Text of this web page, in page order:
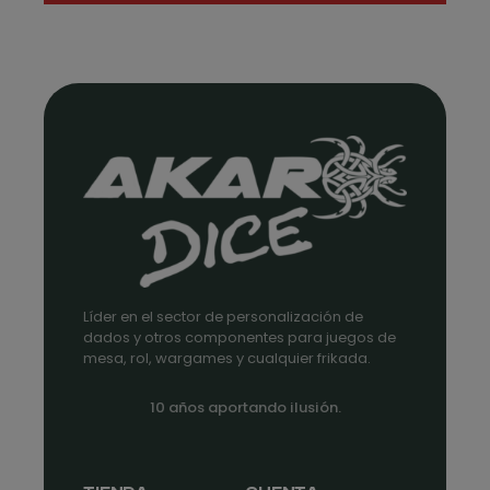
precios:
hasta
Líder en el sector de personalización de
dados y otros componentes para juegos de
mesa, rol, wargames y cualquier frikada.
10 años aportando ilusión.